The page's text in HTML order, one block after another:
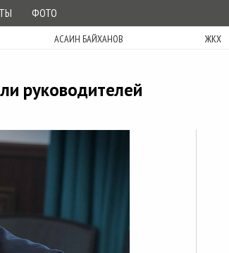
ФОТО
АСАИН БАЙХАНОВ ЖКХ
руководителей